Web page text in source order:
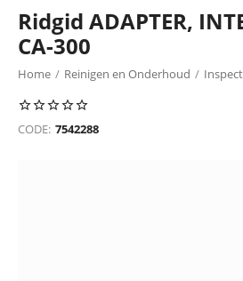
Ridgid ADAPTER,
CA-300
Home / Reinigen en Onderhoud /
CODE: 7542288